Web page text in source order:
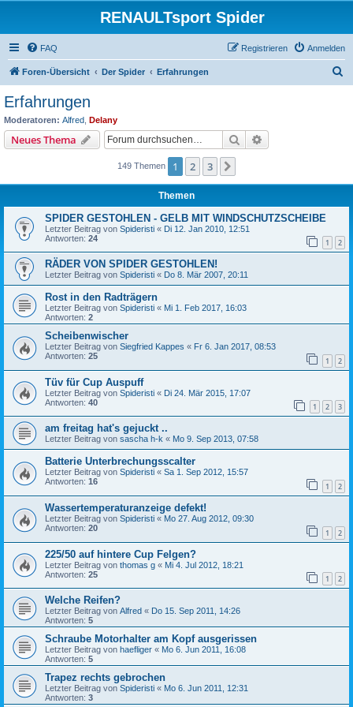
RENAULTsport Spider
FAQ Anmelden
Registrieren
Foren-Übersicht Der Spider Erfahrungen
Erfahrungen
Moderatoren: Alfred Delany
Neues Thema Suche
149 Themen 1 2 3
Themen
SPIDER GESTOHLEN - GELB MIT WINDSCHUTZSCHEIBE
Letzter Beitrag von Spideristi « Di 12. Jan 2010, 12:51
Antworten: 24 1 2
RÄDER VON SPIDER GESTOHLEN!
Letzter Beitrag von Spideristi « Do 8. Mär 2007, 20:11
Rost in den Radträgern
Letzter Beitrag von Spideristi « Mi 1. Feb 2017, 16:03
Antworten: 2
Scheibenwischer
Letzter Beitrag von Siegfried Kappes « Fr 6. Jan 2017, 08:53
Antworten: 25 1 2
Tüv für Cup Auspuff
Letzter Beitrag von Spideristi « Di 24. Mär 2015, 17:07
Antworten: 40 1 2 3
am freitag hat's gejuckt ..
Letzter Beitrag von sascha h-k « Mo 9. Sep 2013, 07:58
Batterie Unterbrechungsscalter
Letzter Beitrag von Spideristi « Sa 1. Sep 2012, 15:57
Antworten: 16 1 2
Wassertemperaturanzeige defekt!
Letzter Beitrag von Spideristi « Mo 27. Aug 2012, 09:30
Antworten: 20 1 2
225/50 auf hintere Cup Felgen?
Letzter Beitrag von thomas g « Mi 4. Jul 2012, 18:21
Antworten: 25 1 2
Welche Reifen?
Letzter Beitrag von Alfred « Do 15. Sep 2011, 14:26
Antworten: 5
Schraube Motorhalter am Kopf ausgerissen
Letzter Beitrag von haefliger « Mo 6. Jun 2011, 16:08
Antworten: 5
Trapez rechts gebrochen
Letzter Beitrag von Spideristi « Mo 6. Jun 2011, 12:31
Antworten: 3